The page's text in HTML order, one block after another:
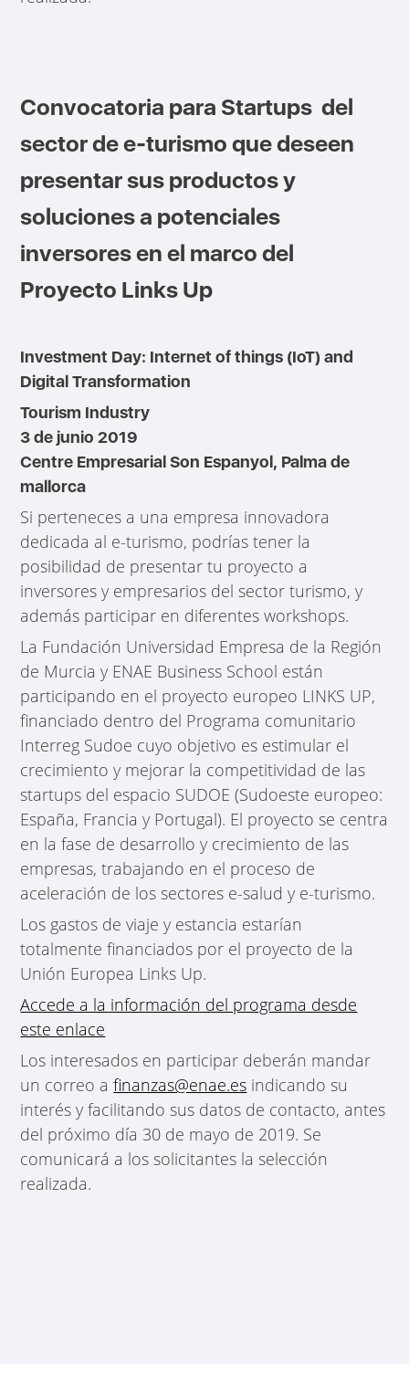
Convocatoria para Startups del
sector de e-turismo que deseen
presentar sus productos y
soluciones a potenciales
inversores en el marco del
Proyecto Links Up
Investment Day: Internet of things (IoT) and
Digital Transformation
Tourism Industry
3 de junio 2019
Centre Empresarial Son Espanyol, Palma de
mallorca
Si perteneces a una empresa innovadora
dedicada al e-turismo, podrías tener la
posibilidad de presentar tu proyecto a
inversores y empresarios del sector turismo, y
además participar en diferentes workshops.
La Fundación Universidad Empresa de la Región
de Murcia y ENAE Business School están
participando en el proyecto europeo LINKS UP,
financiado dentro del Programa comunitario
Interreg Sudoe cuyo objetivo es estimular el
crecimiento y mejorar la competitividad de las
startups del espacio SUDOE (Sudoeste europeo:
España, Francia y Portugal). El proyecto se centra
en la fase de desarrollo y crecimiento de las
empresas, trabajando en el proceso de
aceleración de los sectores e-salud y e-turismo.
Los gastos de viaje y estancia estarían
totalmente financiados por el proyecto de la
Unión Europea Links Up.
Accede a la información del programa desde
este enlace
Los interesados en participar deberán mandar
un correo afinanzas@enae.es indicando su
interés y facilitando sus datos de contacto, antes
del próximo día 30 de mayo de 2019. Se
comunicará a los solicitantes la selección
realizada.